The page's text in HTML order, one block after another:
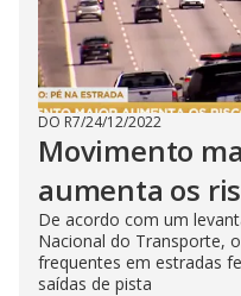
DO R7/24/12/2022
Movimento
aumenta os
De acordo com um
Nacional do Transporte,
frequentes em estradas
saídas de pista